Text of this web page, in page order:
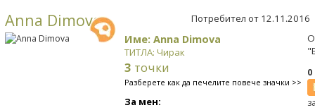
Anna Dimova Потребител от 12.11.2016
Име: Anna Dimova
ТИТЛА: Чирак
3 точки
Разберете как да печелите повече значки >>
За мен: